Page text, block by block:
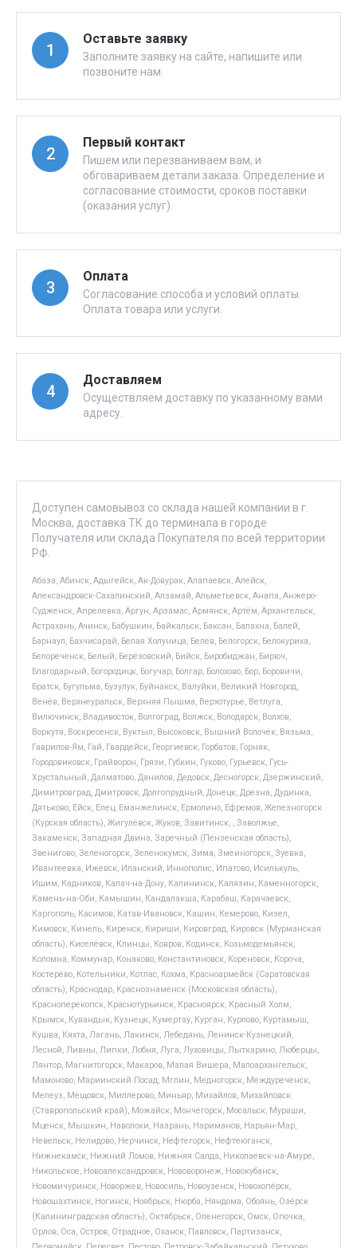
1
Оставьте заявку
Заполните заявку на сайте, напишите или
позвоните нам.
2
Первый контакт
Пишем или перезваниваем вам, и
обговариваем детали заказа. Определение и
согласование стоимости, сроков поставки
(оказания услуг).
3
Оплата
Согласование способа и условий оплаты.
Оплата товара или услуги.
4
Доставляем
Осуществляем доставку по указанному вами
адресу.
Доступен самовывоз со склада нашей компании в г.
Москва, доставка ТК до терминала в городе
Получателя или склада Покупателя по всей территории
РФ.
Абаза, Абинск, Адыгейск, Ак-Довурак, Алапаевск, Алейск,
Александровск-Сахалинский, Алзамай, Альметьевск, Анапа, Анжеро-
Судженск, Апрелевка, Аргун, Арзамас, Армянск, Артём, Архангельск,
Астрахань, Ачинск, Бабушкин, Байкальск, Баксан, Балахна, Балей,
Барнаул, Бахчисарай, Белая Холуница, Белёв, Белогорск, Белокуриха,
Белореченск, Белый, Берёзовский, Бийск, Биробиджан, Бирюч,
Благодарный, Богородицк, Богучар, Болгар, Болохово, Бор, Боровичи,
Братск, Бугульма, Бузулук, Буйнакск, Валуйки, Великий Новгород,
Венёв, Верхнеуральск, Верхняя Пышма, Верхотурье, Ветлуга,
Вилючинск, Владивосток, Волгоград, Волжск, Володарск, Волхов,
Воркута, Воскресенск, Вуктыл, Высоковск, Вышний Волочёк, Вязьма,
Гаврилов-Ям, Гай, Гвардейск, Георгиевск, Горбатов, Горняк,
Городовиковск, Грайворон, Грязи, Губкин, Гуково, Гурьевск, Гусь-
Хрустальный, Далматово, Данилов, Дедовск, Десногорск, Дзержинский,
Димитровград, Дмитровск, Долгопрудный, Донецк, Дрезна, Дудинка,
Дятьково, Ейск, Елец, Еманжелинск, Ермолино, Ефремов, Железногорск
(Курская область), Жигулёвск, Жуков, Завитинск, , Заволжье,
Закаменск, Западная Двина, Заречный (Пензенская область),
Звенигово, Зеленогорск, Зеленокумск, Зима, Змеиногорск, Зуевка,
Ивантеевка, Ижевск, Иланский, Иннополис, Ипатово, Исилькуль,
Ишим, Кадников, Калач-на-Дону, Калининск, Калязин, Каменногорск,
Камень-на-Оби, Камышин, Кандалакша, Карабаш, Карачаевск,
Каргополь, Касимов, Катав-Ивановск, Кашин, Кемерово, Кизел,
Кимовск, Кинель, Киренск, Кириши, Кировград, Кировск (Мурманская
область), Киселёвск, Клинцы, Ковров, Кодинск, Козьмодемьянск,
Коломна, Коммунар, Конаково, Константиновск, Кореновск, Короча,
Костерёво, Котельники, Котлас, Кохма, Красноармейск (Саратовская
область), Краснодар, Краснознаменск (Московская область),
Красноперекопск, Краснотурьинск, Красноярск, Красный Холм,
Крымск, Кувандык, Кузнецк, Кумертау, Курган, Курлово, Куртамыш,
Кушва, Кяхта, Лагань, Лакинск, Лебедянь, Ленинск-Кузнецкий,
Лесной, Ливны, Липки, Лобня, Луга, Луховицы, Лыткарино, Люберцы,
Лянтор, Магнитогорск, Макаров, Малая Вишера, Малоархангельск,
Мамоново, Мариинский Посад, Мглин, Медногорск, Междуреченск,
Мелеуз, Мещовск, Миллерово, Миньяр, Михайлов, Михайловск
(Ставропольский край), Можайск, Мончегорск, Мосальск, Мураши,
Мценск, Мышкин, Наволоки, Назрань, Нариманов, Нарьян-Мар,
Невельск, Нелидово, Нерчинск, Нефтегорск, Нефтеюганск,
Нижнекамск, Нижний Ломов, Нижняя Салда, Николаевск-на-Амуре,
Никольское, Новоалександровск, Нововоронеж, Новокубанск,
Новомичуринск, Новоржев, Новосиль, Новоузенск, Новохопёрск,
Новошахтинск, Ногинск, Ноябрьск, Нюрба, Няндома, Обоянь, Озёрск
(Калининградская область), Октябрьск, Оленегорск, Омск, Опочка,
Орлов, Оса, Остров, Отрадное, Оханск, Павловск, Партизанск,